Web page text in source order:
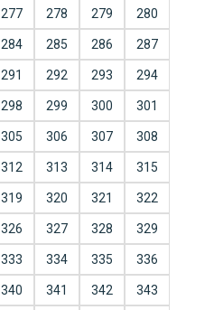
277 278 279 280
284 285 286 287
291 292 293 294
298 299 300 301
305 306 307 308
312 313 314 315
319 320 321 322
326 327 328 329
333 334 335 336
340 341 342 343